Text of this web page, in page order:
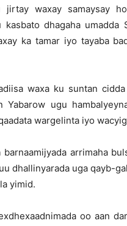
jirtay waxay samaysay
dhagaha umadda
ka tamar iyo tayaba
waxa ku suntan cidda
Yabarow ugu
wargelinta iyo
arrimaha
dhallinyarada uga qayb-
yimid.
oo aan